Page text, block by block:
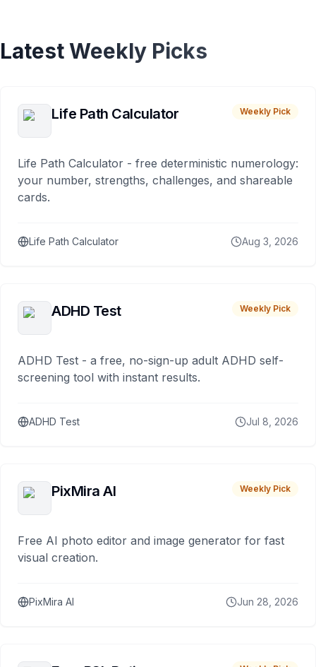
Latest Weekly Picks
Life Path Calculator Weekly Pick
Life Path Calculator - free deterministic numerology:
your number, strengths, challenges, and shareable
cards.
Life Path Calculator Aug 3, 2026
ADHD Test Weekly Pick
ADHD Test - a free, no-sign-up adult ADHD self-
screening tool with instant results.
ADHD Test Jul 8, 2026
PixMira AI Weekly Pick
Free AI photo editor and image generator for fast
visual creation.
PixMira AI Jun 28, 2026